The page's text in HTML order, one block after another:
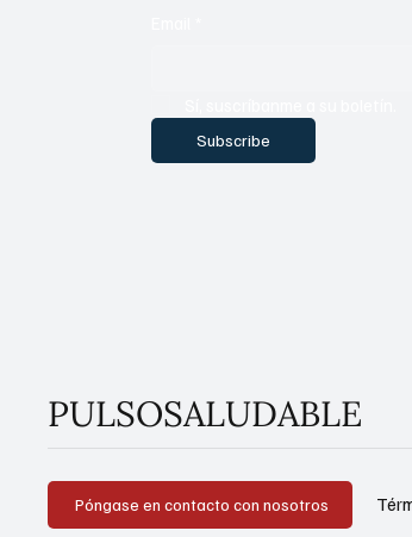
Subscribe
PULSOSALUDABLE
Póngase en contacto con nosotros